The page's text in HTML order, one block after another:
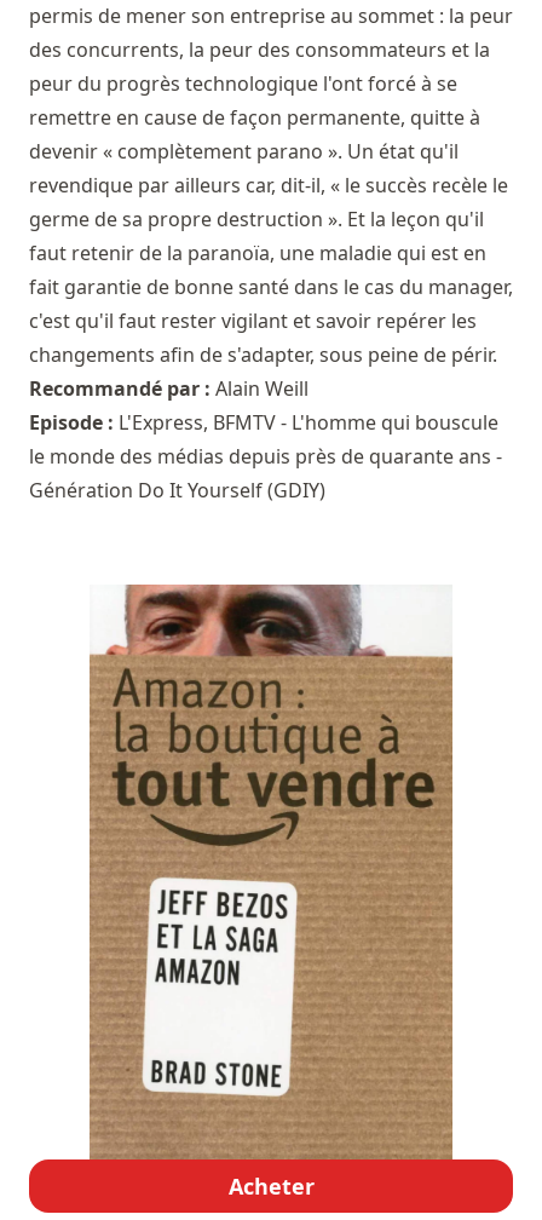
permis de mener son entreprise au sommet : la peur
des concurrents, la peur des consommateurs et la
peur du progrès technologique l'ont forcé à se
remettre en cause de façon permanente, quitte à
devenir « complètement parano ». Un état qu'il
revendique par ailleurs car, dit-il, « le succès recèle le
germe de sa propre destruction ». Et la leçon qu'il
faut retenir de la paranoïa, une maladie qui est en
fait garantie de bonne santé dans le cas du manager,
c'est qu'il faut rester vigilant et savoir repérer les
changements afin de s'adapter, sous peine de périr.
Recommandé par : Alain Weill
Episode : L'Express, BFMTV - L'homme qui bouscule
le monde des médias depuis près de quarante ans -
Génération Do It Yourself (GDIY)
Acheter